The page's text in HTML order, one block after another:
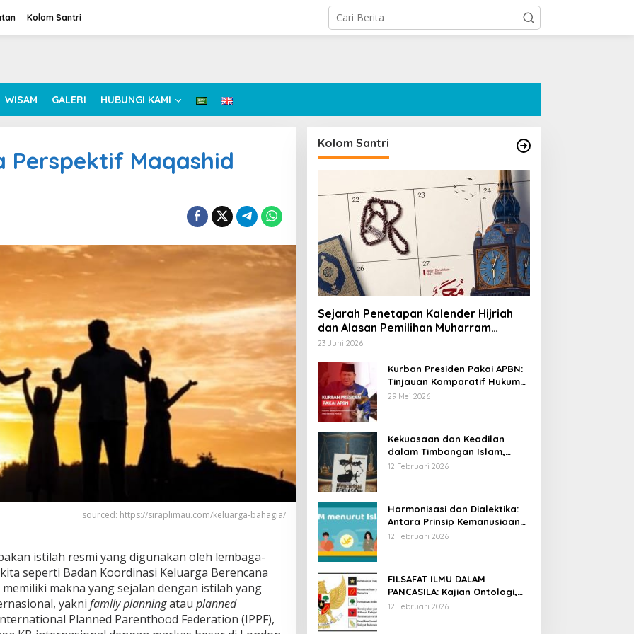
Kolom Santri
WISAM GALERI HUBUNGI KAMI
Perspektif Maqashid
sourced: https://siraplimau.com/keluarga-bahagia/
istilah resmi yang digunakan oleh lembaga-
seperti Badan Koordinasi Keluarga Berencana
makna yang sejalan dengan istilah yang
yakni family planningatau planned
Planned Parenthood Federation (IPPF),
Kolom Santri
Sejarah Penetapan Kalender Hijriah
dan Alasan Pemilihan Muharram
sebagai Awal Tahun
23 Juni 2026
Kurban Presiden Pakai APBN:
Tinjauan Komparatif Hukum
Islam dan Positif Negara
29 Mei 2026
Kekuasaan dan Keadilan
dalam Timbangan Islam,
Membaca Mencurigai
12 Februari 2026
Harmonisasi dan Dialektika:
Antara Prinsip Kemanusiaan
Islam dan Hak Asasi Manusia
12 Februari 2026
FILSAFAT ILMU DALAM
PANCASILA: Kajian Ontologi,
Epistemologi, dan Aksiologi
12 Februari 2026